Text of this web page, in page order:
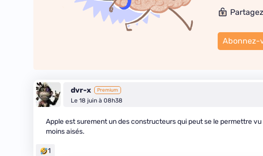
Abonnez-
dvr-x Premium
Le 18 juin à 08h38
Apple est surement un des constructeurs qui peut se le permettre
moins aisés.
1